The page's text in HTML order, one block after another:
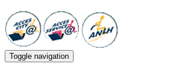
Toggle navigation